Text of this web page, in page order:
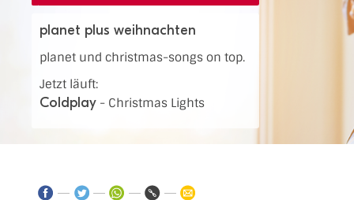
planet plus weihnachten
planet und christmas-songs on top.
Jetzt läuft:
Coldplay - Christmas Lights